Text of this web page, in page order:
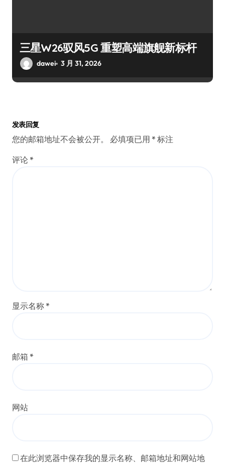
三星W26驭风5G 重塑高端旗舰新标杆
dawei 3 月 31, 2026
发表回复
您的邮箱地址不会被公开。 必填项已用 * 标注
评论 *
显示名称 *
邮箱 *
网站
在此浏览器中保存我的显示名称、邮箱地址和网站地